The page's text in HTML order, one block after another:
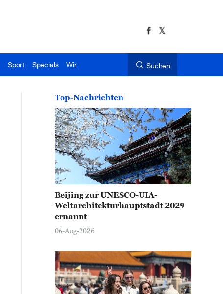
Sport Specials Wir Suchen
Top-Nachrichten
Beijing zur UNESCO-UIA-
Weltarchitekturhauptstadt 2029
ernannt
06-Aug-2026